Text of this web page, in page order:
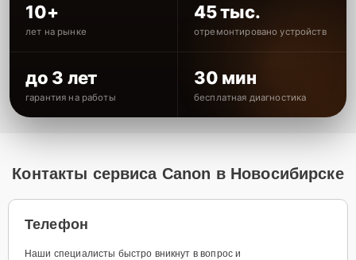
10+
лет на рынке
45 тыс.
отремонтировано устройств
до 3 лет
гарантия на работы
30 мин
бесплатная диагностика
Контакты сервиса Canon в Новосибирске
Телефон
Наши специалисты быстро вникнут в вопрос и